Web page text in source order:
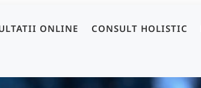
ONLINE CONSULT HOLISTIC